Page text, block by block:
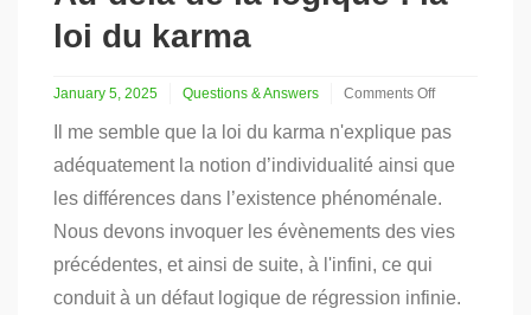
loi du karma
January 5, 2025 Questions & Answers
Comments Off
Au-
delà
la
:
la
du
Il me semble que la loi du karma n'explique pas
adéquatement la notion d’individualité ainsi que
les différences dans l’existence phénoménale.
Nous devons invoquer les évènements des vies
précédentes, et ainsi de suite, à l'infini, ce qui
conduit à un défaut logique de régression infinie.